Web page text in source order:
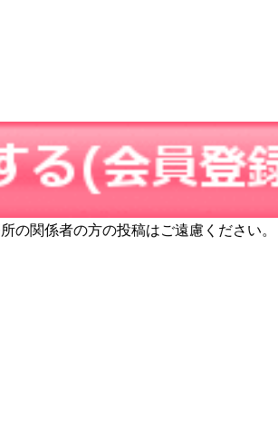
の関係者の方の投稿はご遠慮ください。